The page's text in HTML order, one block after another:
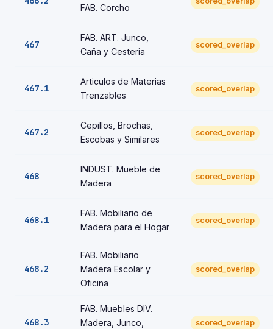
FAB. Corcho
467
FAB. ART. Junco,
Caña y Cesteria
scored_overlap
467.1
Articulos de Materias
Trenzables
scored_overlap
467.2
Cepillos, Brochas,
Escobas y Similares
scored_overlap
468
INDUST. Mueble de
Madera
scored_overlap
468.1
FAB. Mobiliario de
Madera para el Hogar
scored_overlap
468.2
FAB. Mobiliario
Madera Escolar y
Oficina
scored_overlap
468.3
FAB. Muebles DIV.
Madera, Junco,
scored_overlap